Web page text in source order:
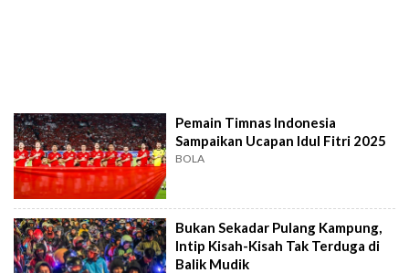
Pemain Timnas Indonesia
Sampaikan Ucapan Idul Fitri 2025
BOLA
Bukan Sekadar Pulang Kampung,
Intip Kisah-Kisah Tak Terduga di
Balik Mudik